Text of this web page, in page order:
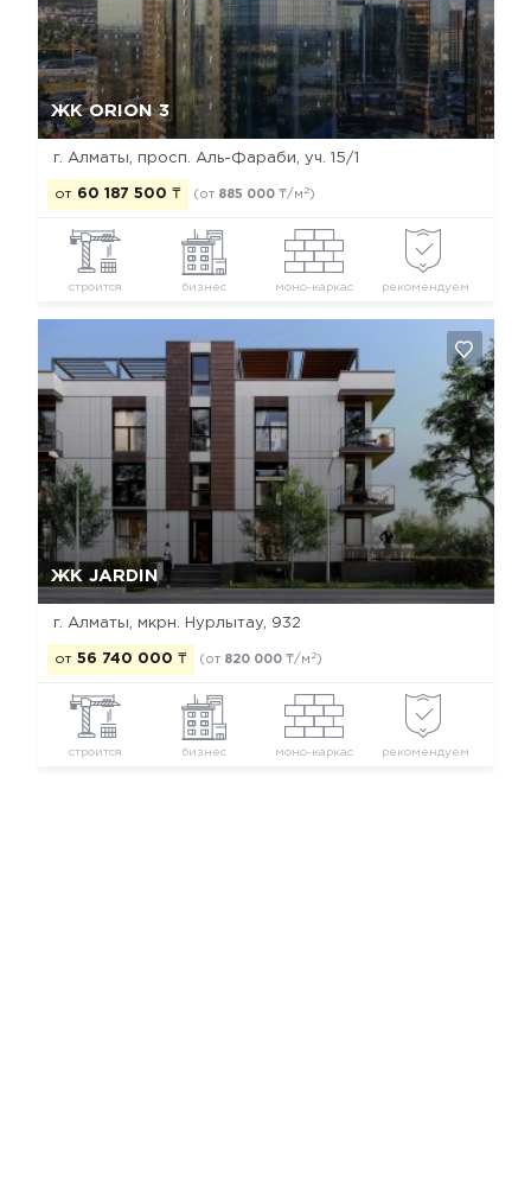
ЖК ORION 3
г. Алматы, просп. Аль-Фараби, уч. 15/1
от 60 187 500 ₸ (от 885 000 ₸/м 2)
строится бизнес моно-каркас рекомендуем
Да, удалить Отмена
ЖК JARDIN
г. Алматы, мкрн. Нурлытау, 932
от 56 740 000 ₸ (от 820 000 ₸/м 2)
строится бизнес моно-каркас рекомендуем
Да, удалить Отмена